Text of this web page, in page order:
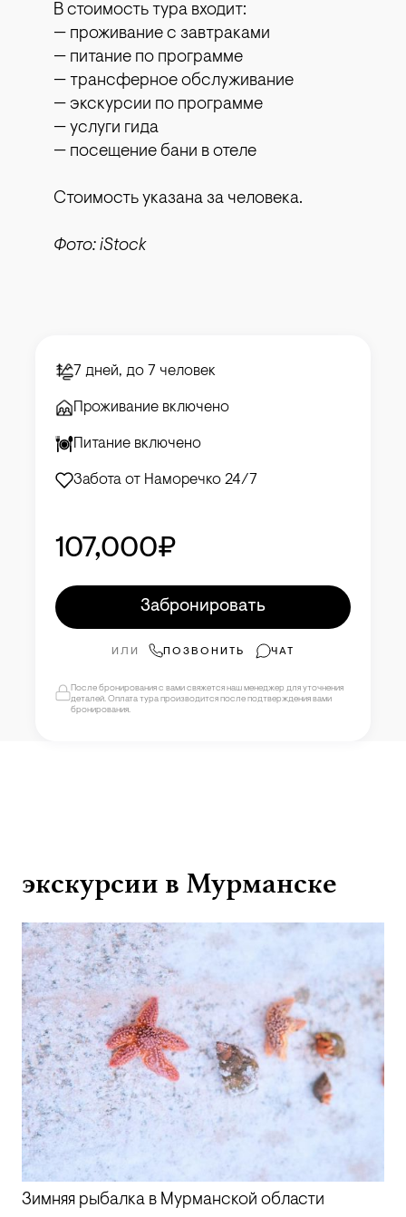
В стоимость тура входит:
— проживание с завтраками
— питание по программе
— трансферное обслуживание
— экскурсии по программе
— услуги гида
— посещение бани в отеле
Стоимость указана за человека.
Фото: iStock
7 дней, до 7 человек
Проживание включено
Питание включено
Забота от Наморечко 24/7
107,000₽
Забронировать
ИЛИ ПОЗВОНИТЬ ЧАТ
После бронирования с вами свяжется наш менеджер для уточнения
деталей. Оплата тура производится после подтверждения вами
бронирования.
экскурсии в Мурманске
Зимняя рыбалка в Мурманской области